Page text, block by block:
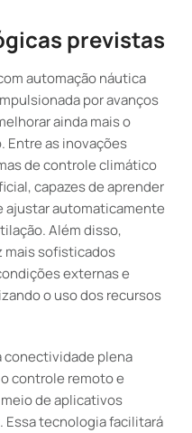
previstas
automação náutica
por avanços
ainda mais o
Entre as inovações
de controle climático
capazes de aprender
ajustar automaticamente
Além disso,
mais sofisticados
externas e
o uso dos recursos
conectividade plena
controle remoto e
de aplicativos
Essa tecnologia facilitará